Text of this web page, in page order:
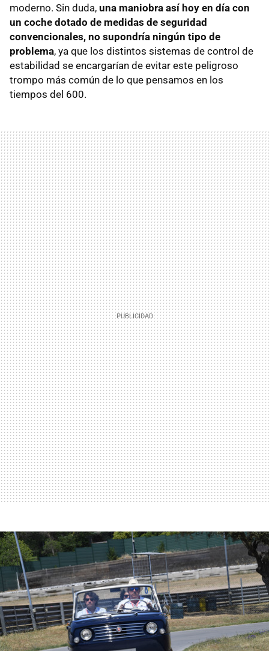
moderno. Sin duda, una maniobra así hoy en día con
un coche dotado de medidas de seguridad
convencionales, no supondría ningún tipo de
problema, ya que los distintos sistemas de control de
estabilidad se encargarían de evitar este peligroso
trompo más común de lo que pensamos en los
tiempos del 600.